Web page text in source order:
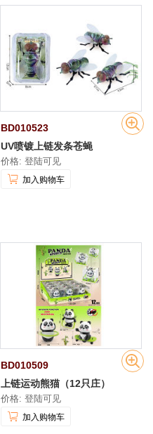
BD010523
UV喷镀上链发条苍蝇
价格: 登陆可见
加入购物车
BD010509
上链运动熊猫（12只庄）
价格: 登陆可见
加入购物车